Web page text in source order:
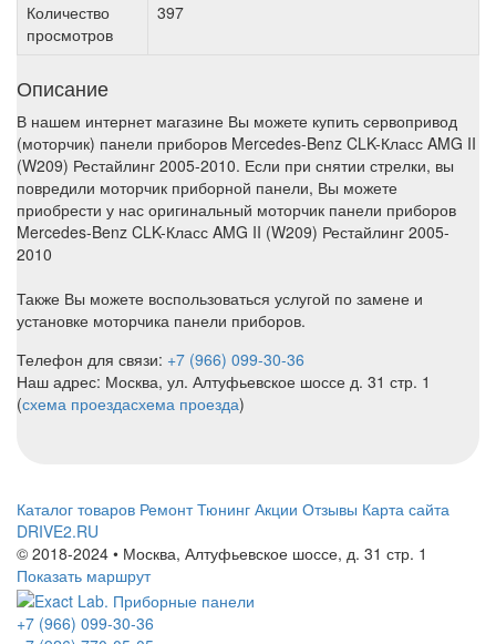
Количество
просмотров
397
Описание
В нашем интернет магазине Вы можете купить сервопривод
(моторчик) панели приборов Mercedes-Benz CLK-Класс AMG II
(W209) Рестайлинг 2005-2010. Если при снятии стрелки, вы
повредили моторчик приборной панели, Вы можете
приобрести у нас оригинальный моторчик панели приборов
Mercedes-Benz CLK-Класс AMG II (W209) Рестайлинг 2005-
2010
Также Вы можете воспользоваться услугой по замене и
установке моторчика панели приборов.
Телефон для связи: +7 (966) 099-30-36
Наш адрес: Москва, ул. Алтуфьевское шоссе д. 31 стр. 1
(схема проездасхема проезда)
Каталог товаров Ремонт Тюнинг Акции Отзывы Карта сайта
DRIVE2.RU
© 2018-2024 • Москва, Алтуфьевское шоссе, д. 31 стр. 1
Показать маршрут
+7 (966) 099-30-36